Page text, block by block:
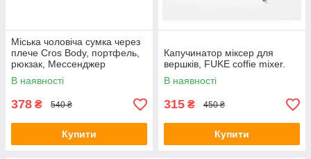
Міська чоловіча сумка через
плече Cros Body, портфель,
рюкзак, Мессенджер
В наявності
378 ₴ 540 ₴
Купити
Капучинатор міксер для
вершків, FUKE coffie mixer.
В наявності
315 ₴ 450 ₴
Купити